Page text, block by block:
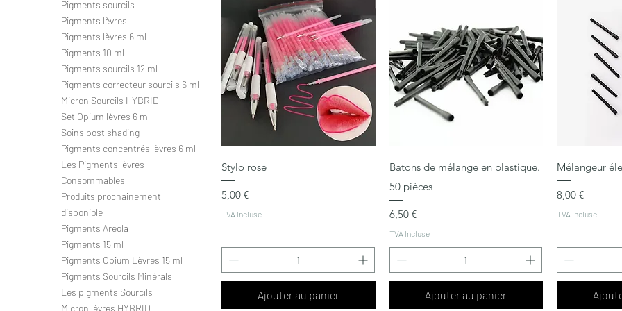
Pigments sourcils
Pigments lèvres
Pigments lèvres 6 ml
Pigments 10 ml
Pigments sourcils 12 ml
Pigments correcteur sourcils 6 ml
Micron Sourcils HYBRID
Set Opium lèvres 6 ml
Soins post shading
Pigments concentrés lèvres 6 ml
Les Pigments lèvres
Consommables
Produits prochainement
disponible
Pigments Areola
Pigments 15 ml
Pigments Opium Lèvres 15 ml
Pigments Sourcils Minérals
Les pigments Sourcils
Micron lèvres HYBRID
Stylo rose
Prix
5,00 €
TVA Incluse
Ajouter au panier
Aperçu rapide
Batons de mélange en plastique.
50 pièces
Prix
6,50 €
TVA Incluse
Ajouter au panier
Mélangeur
Prix
8,00 €
TVA Incluse